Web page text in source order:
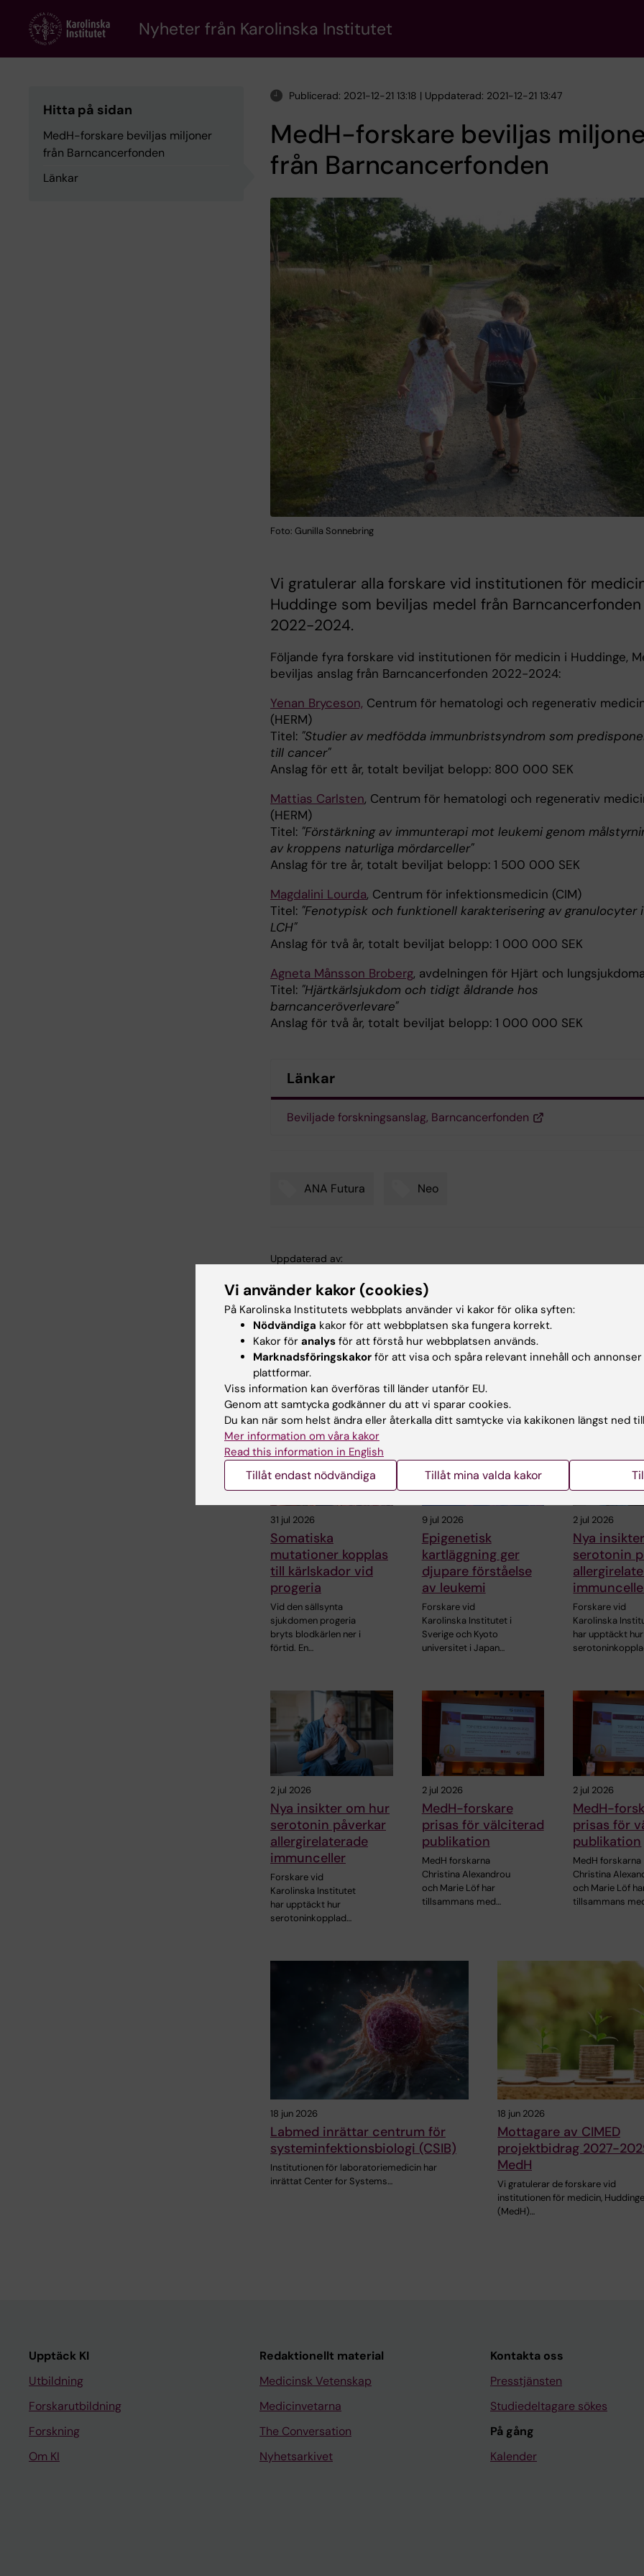
content
Nyheter från Karolinska Institutet
Hitta på sidan
MedH-forskare beviljas miljoner
från Barncancerfonden
Länkar
Publicerad: 2021-12-21 13:18 | Uppdaterad: 2021-12-21 13:47
MedH-forskare beviljas
från Barncancerfonden
Foto: Gunilla Sonnebring
Vi gratulerar alla forskare vid institutionen för
Huddinge som beviljas medel från Barncancerfonden
2022-2024.
Följande fyra forskare vid institutionen för medicin i Huddinge,
beviljas anslag från Barncancerfonden 2022-2024:
Yenan Bryceson, Centrum för hematologi och regenerativ
(HERM)
Titel: "Studier av medfödda immunbristsyndrom som
till cancer"
Anslag för ett år, totalt beviljat belopp: 800 000 SEK
Mattias Carlsten, Centrum för hematologi och regenerativ
(HERM)
Titel: "Förstärkning av immunterapi mot leukemi genom
av kroppens naturliga mördarceller"
Anslag för tre år, totalt beviljat belopp: 1 500 000 SEK
Magdalini Lourda, Centrum för infektionsmedicin (CIM)
Titel: "Fenotypisk och funktionell karakterisering av granulocyter i
LCH"
Anslag för två år, totalt beviljat belopp: 1 000 000 SEK
Agneta Månsson Broberg, avdelningen för Hjärt och
Titel: "Hjärtkärlsjukdom och tidigt åldrande hos
barncanceröverlevare"
Anslag för två år, totalt beviljat belopp: 1 000 000 SEK
Länkar
Beviljade forskningsanslag, Barncancerfonden
ANA Futura Neo
Uppdaterad av:
Dela
Relaterade artiklar
31 jul 2026
Somatiska
mutationer kopplas
till kärlskador vid
progeria
Vid den sällsynta
sjukdomen progeria
bryts blodkärlen ner i
förtid. En…
9 jul 2026
Epigenetisk
kartläggning ger
djupare förståelse
av leukemi
Forskare vid
Karolinska Institutet i
Sverige och Kyoto
universitet i Japan…
2 jul 2026
Nya
serotonin
Forskare vid
Karolinska
har upptäckt hur
2 jul 2026
Nya insikter om hur
serotonin påverkar
allergirelaterade
immunceller
Forskare vid
Karolinska Institutet
har upptäckt hur
serotoninkopplad…
2 jul 2026
MedH-forskare
prisas för välciterad
publikation
MedH forskarna
Christina Alexandrou
och Marie Löf har
tillsammans med…
2 jul 2026
MedH-
prisas för
publikation
MedH forskarna
Christina
och Marie Löf
tillsammans
18 jun 2026
Labmed inrättar centrum för
systeminfektionsbiologi (CSIB)
Institutionen för laboratoriemedicin har
inrättat Center for Systems…
18 jun 2026
Mottagare av CIMED
projektbidrag 2027-
MedH
Vi gratulerar de forskare vid
institutionen för medicin, Huddinge
(MedH)…
Upptäck KI
Utbildning
Forskarutbildning
Forskning
Om KI
Redaktionellt material
Medicinsk Vetenskap
Medicinvetarna
The Conversation
Nyhetsarkivet
Kontakta oss
Presstjänsten
Studiedeltagare sökes
På gång
Kalender
Vi använder kakor (cookies)
På Karolinska Institutets webbplats använder vi kakor för olika syften:
Nödvändiga kakor för att webbplatsen ska fungera korrekt.
Kakor för analys för att förstå hur webbplatsen används.
Marknadsföringskakor för att visa och spåra relevant innehåll och
plattformar.
Viss information kan överföras till länder utanför EU.
Genom att samtycka godkänner du att vi sparar cookies.
Du kan när som helst ändra eller återkalla ditt samtycke via kakikonen längst ned
Mer information om våra kakor
Read this information in English
Tillåt endast nödvändiga Tillåt mina valda kakor